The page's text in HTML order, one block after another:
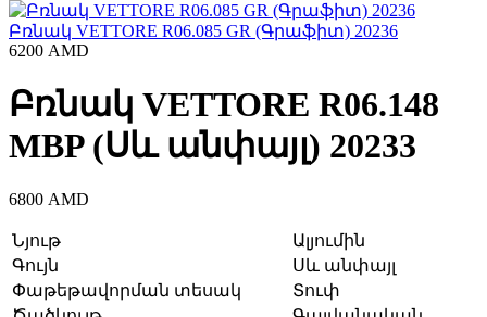
Բռնակ VЕTTORE R06.085 GR (Գրաֆիտ) 20236
6200 AMD
Բռնակ VЕTTORE R06.148
MBP (Սև անփայլ) 20233
6800 AMD
Նյութ
Ալյումին
Գույն
Սև անփայլ
Փաթեթավորման տեսակ
Տուփ